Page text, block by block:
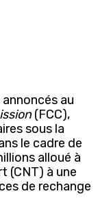
au
(FCC),
sous la
le cadre de
alloué à
(CNT) à une
de rechange